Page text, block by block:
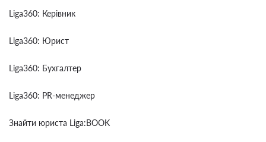
Liga360: Керівник
Liga360: Юрист
Liga360: Бухгалтер
Liga360: PR-менеджер
Знайти юриста Liga:BOOK